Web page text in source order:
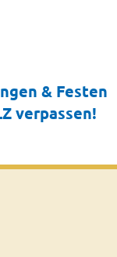
& Festen
verpassen!